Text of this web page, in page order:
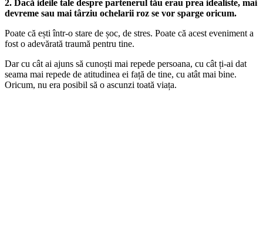
2. Dacă ideile tale despre partenerul tău erau prea idealiste, mai
devreme sau mai târziu ochelarii roz se vor sparge oricum.
Poate că ești într-o stare de șoc, de stres. Poate că acest eveniment a
fost o adevărată traumă pentru tine.
Dar cu cât ai ajuns să cunoști mai repede persoana, cu cât ți-ai dat
seama mai repede de atitudinea ei față de tine, cu atât mai bine.
Oricum, nu era posibil să o ascunzi toată viața.